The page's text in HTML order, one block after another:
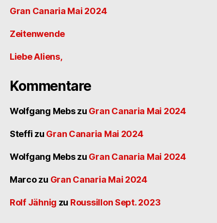
Gran Canaria Mai 2024
Zeitenwende
Liebe Aliens,
Kommentare
Wolfgang Mebszu Gran Canaria Mai 2024
Steffi zu Gran Canaria Mai 2024
Wolfgang Mebszu Gran Canaria Mai 2024
Marcozu Gran Canaria Mai 2024
Rolf Jähnig zu Roussillon Sept. 2023